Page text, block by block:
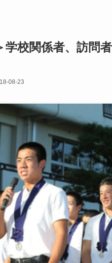
学校関係者、訪問
08-23